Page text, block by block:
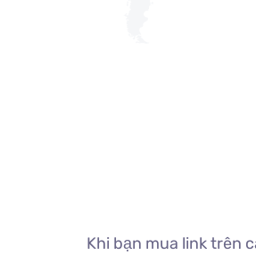
Khi bạn mua link trên